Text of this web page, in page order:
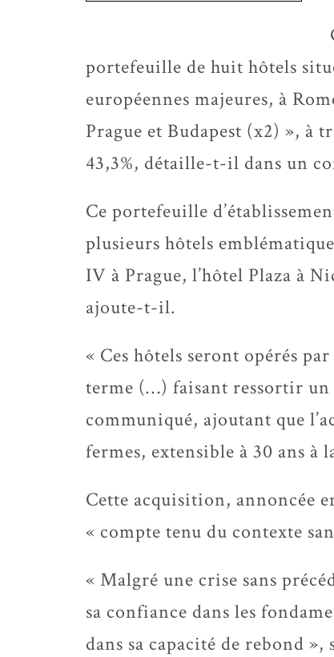
portefeuille de huit hôtels
européennes majeures, à
Prague et Budapest (x2) », à
43,3%, détaille-t-il dans un
Ce portefeuille
plusieurs hôtels
IV à Prague, l’hôtel Plaza à
ajoute-t-il.
« Ces hôtels seront opérés
terme (…) faisant ressortir un
communiqué, ajoutant que
fermes, extensible à 30 ans à
Cette acquisition, annoncée
« compte tenu du contexte
« Malgré une crise sans
sa confiance dans les
dans sa capacité de rebond